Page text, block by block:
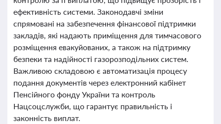
ефективність системи. Законодавчі зміни
спрямовані на забезпечення фінансової підтримки
закладів, які надають приміщення для тимчасового
розміщення евакуйованих, а також на підтримку
безпеки та надійності газорозподільних систем.
Важливою складовою є автоматизація процесу
подання документів через електронний кабінет
Пенсійного фонду України та контроль
Нацсоцслужби, що гарантує правильність і
законність виплат.